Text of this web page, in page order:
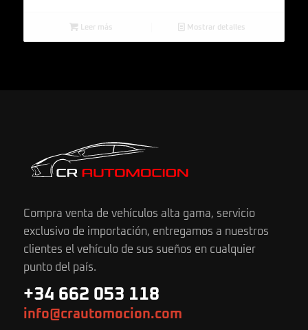
Leer más Mostrar detalles
Compra venta de vehículos alta gama, servicio
exclusivo de importación, entregamos a nuestros
clientes el vehículo de sus sueños en cualquier
punto del país.
+34 662 053 118
info@crautomocion.com